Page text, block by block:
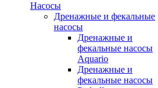
Насосы
Дренажные и фекальные
насосы
Дренажные и
фекальные насосы
Aquario
Дренажные и
фекальные насосы